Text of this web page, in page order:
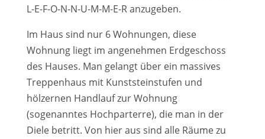
L-E-F-O-N-N-U-M-M-E-R anzugeben.
Im Haus sind nur 6 Wohnungen, diese
Wohnung liegt im angenehmen Erdgeschoss
des Hauses. Man gelangt über ein massives
Treppenhaus mit Kunststeinstufen und
hölzernen Handlauf zur Wohnung
(sogenanntes Hochparterre), die man in der
Diele betritt. Von hier aus sind alle Räume zu